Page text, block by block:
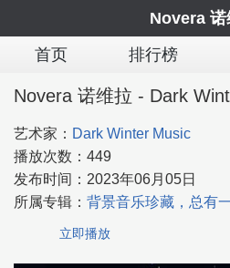
Novera 诺
首页
排行榜
Novera 诺维拉 - Dark
艺术家： Dark Winter Music
播放次数： 449
发布时间： 2023年06月05日
所属专辑： 背景音乐珍藏，总有
立即播放